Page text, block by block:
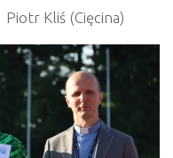
Piotr Kliś (Cięcina)